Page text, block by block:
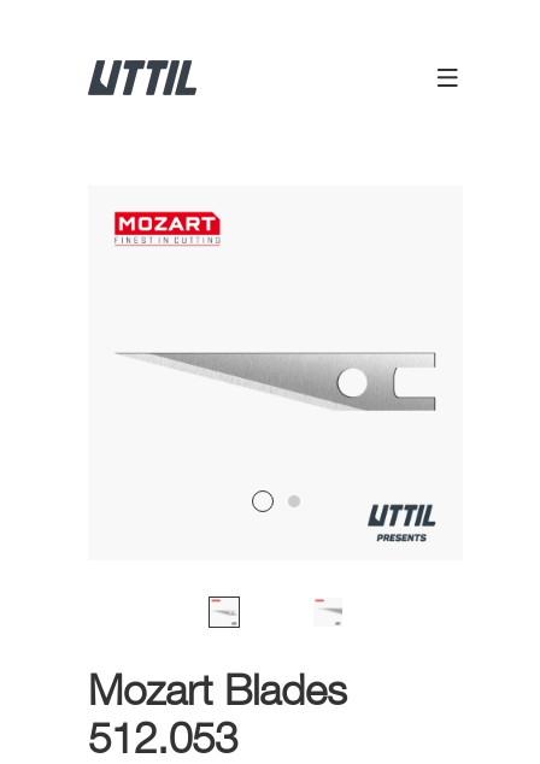
Mozart Blades
512.053